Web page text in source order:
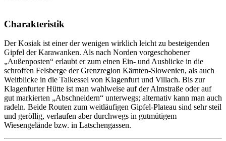
Charakteristik
Der Kosiak ist einer der wenigen wirklich leicht zu besteigenden
Gipfel der Karawanken. Als nach Norden vorgeschobener
„Außenposten“ erlaubt er zum einen Ein- und Ausblicke in die
schroffen Felsberge der Grenzregion Kärnten-Slowenien, als auch
Weitblicke in die Talkessel von Klagenfurt und Villach. Bis zur
Klagenfurter Hütte ist man wahlweise auf der Almstraße oder auf
gut markierten „Abschneidern“ unterwegs; alternativ kann man auch
radeln. Beide Routen zum weitläufigen Gipfel-Plateau sind sehr steil
und geröllig, verlaufen aber durchwegs in gutmütigem
Wiesengelände bzw. in Latschengassen.